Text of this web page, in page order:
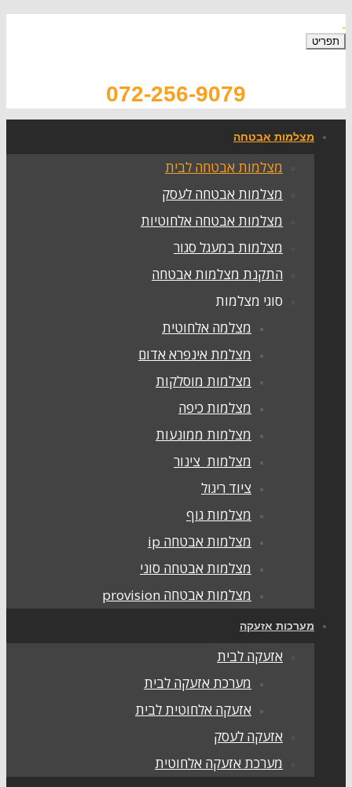
תפריט
072-256-9079
מצלמות אבטחה
מצלמות אבטחה לבית
מצלמות אבטחה לעסק
מצלמות אבטחה אלחוטיות
מצלמות במעגל סגור
התקנת מצלמות אבטחה
סוגי מצלמות
מצלמה אלחוטית
מצלמת אינפרא אדום
מצלמות מוסלקות
מצלמות כיפה
מצלמות ממונעות
מצלמות צינור
ציוד ריגול
מצלמות גוף
מצלמות אבטחה ip
מצלמות אבטחה סוני
מצלמות אבטחה provision
מערכות אזעקה
אזעקה לבית
מערכת אזעקה לבית
אזעקה אלחוטית לבית
אזעקה לעסק
מערכת אזעקה אלחוטית